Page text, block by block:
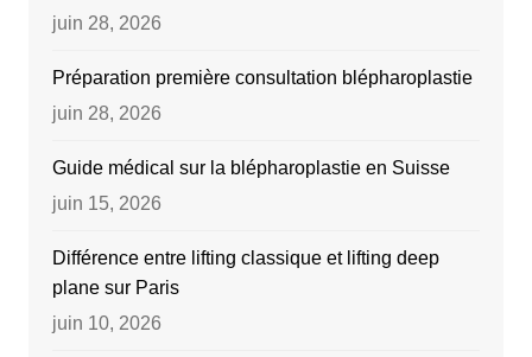
juin 28, 2026
Préparation première consultation blépharoplastie
juin 28, 2026
Guide médical sur la blépharoplastie en Suisse
juin 15, 2026
Différence entre lifting classique et lifting deep
plane sur Paris
juin 10, 2026